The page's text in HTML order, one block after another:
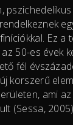
Ez a
50-es évek
fél
korszerű
ami
(Sessa,